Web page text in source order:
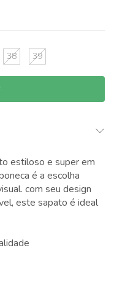
38 39
estiloso e super em
é a escolha
com seu design
este sapato é ideal